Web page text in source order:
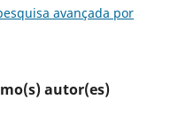
avançada por
autor(es)